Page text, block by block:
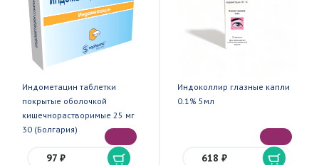
Индометацин таблетки
покрытые оболочкой
кишечнорастворимые 25 мг
30 (Болгария)
97 ₽
Индоколлир глазные капли
0.1% 5мл
618 ₽